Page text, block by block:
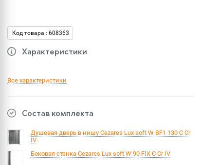
Код товара : 608363
Характеристики
Все характеристики
Состав комплекта
Душевая дверь в нишу Cezares Lux soft W BF1 130 C Cr
IV
Боковая стенка Cezares Lux soft W 90 FIX C Cr IV